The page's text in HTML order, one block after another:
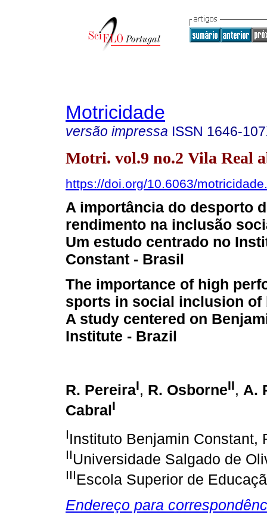
Motricidade
versão impressa ISSN 1646-
Motri. vol.9 no.2 Vila Real
https://doi.org/10.6063/
A importância do desporto
rendimento na inclusão
Um estudo centrado no
Constant - Brasil
The importance of high
sports in social inclusion of
A study centered on
Institute - Brazil
R. PereiraI, R. OsborneII, A.
CabralI
IInstituto Benjamin Constant,
IIUniversidade Salgado de
IIIEscola Superior de
Endereço para